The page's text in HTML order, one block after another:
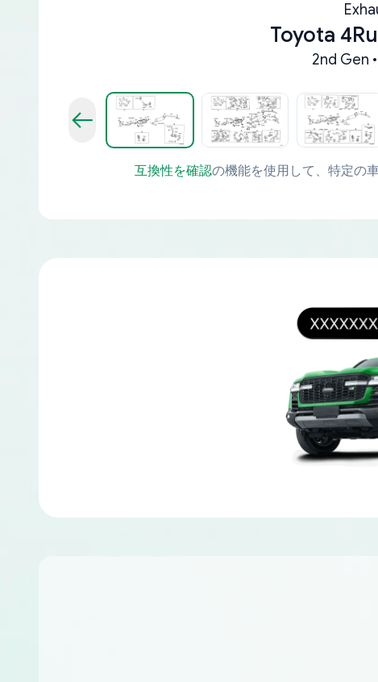
Toyota
2nd Gen
互換性を確認の機能を使用して、特定の